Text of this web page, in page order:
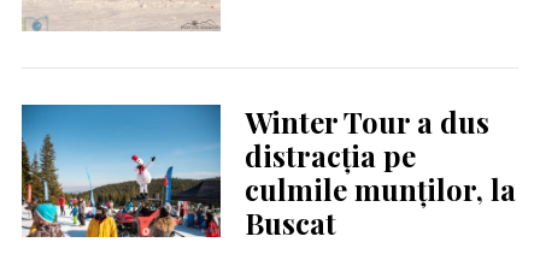
Winter Tour a dus
distracția pe
culmile munților, la
Buscat